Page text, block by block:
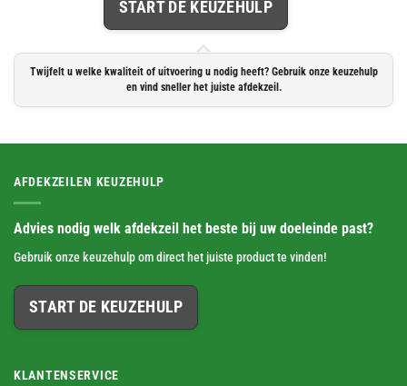
START DE KEUZEHULP
Twijfelt u welke kwaliteit of uitvoering u nodig heeft? Gebruik onze keuzehulp
en vind sneller het juiste afdekzeil.
AFDEKZEILEN KEUZEHULP
Advies nodig welk afdekzeil het beste bij uw doeleinde past?
Gebruik onze keuzehulp om direct het juiste product te vinden!
START DE KEUZEHULP
KLANTENSERVICE